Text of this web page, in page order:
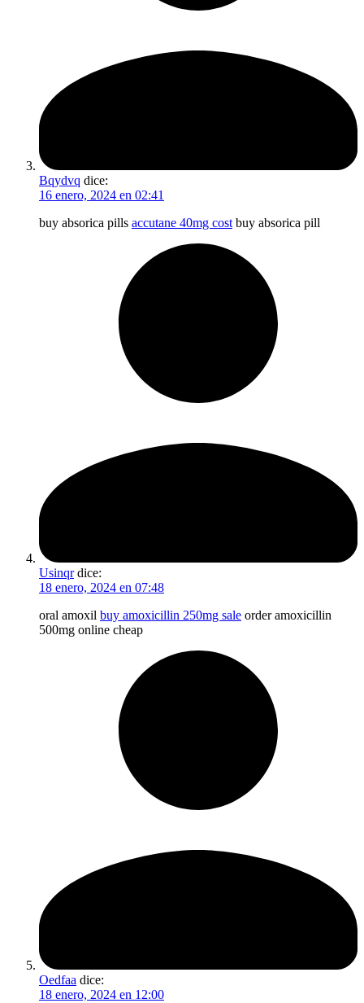
Bqydvq dice:
16 enero, 2024 en 02:41
buy absorica pills accutane 40mg cost buy absorica pill
Usinqr dice:
18 enero, 2024 en 07:48
oral amoxil buy amoxicillin 250mg sale order amoxicillin
500mg online cheap
Oedfaa dice:
18 enero, 2024 en 12:00